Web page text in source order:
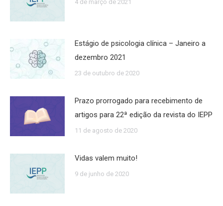
4 de março de 2021
Estágio de psicologia clínica – Janeiro a
dezembro 2021
23 de outubro de 2020
Prazo prorrogado para recebimento de
artigos para 22ª edição da revista do IEPP
11 de agosto de 2020
Vidas valem muito!
9 de junho de 2020